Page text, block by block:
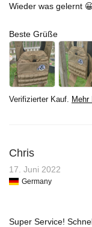
Wieder was gelernt
Beste Grüße
Verifizierter Kauf. Mehr
Chris
17. Juni 2022
Germany
Super Service!